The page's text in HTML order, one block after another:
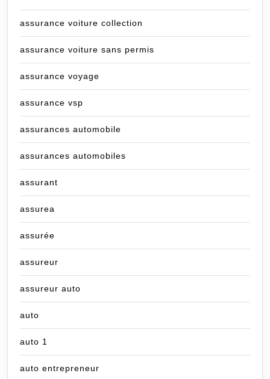
assurance voiture collection
assurance voiture sans permis
assurance voyage
assurance vsp
assurances automobile
assurances automobiles
assurant
assurea
assurée
assureur
assureur auto
auto
auto 1
auto entrepreneur